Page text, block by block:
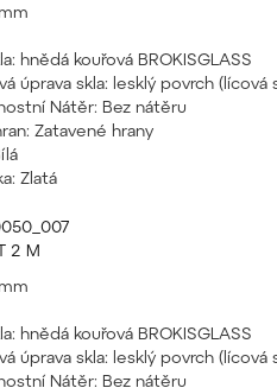
hnědá kouřová BROKISGLASS
úprava skla: lesklý povrch (lícová
Nátěr: Bez nátěru
Zatavené hrany
Zlatá
2 M
hnědá kouřová BROKISGLASS
úprava skla: lesklý povrch (lícová
Nátěr: Bez nátěru